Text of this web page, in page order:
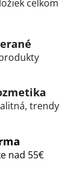
O
á
d
c
i
e
r
v
celkom
trendy
nad 55€